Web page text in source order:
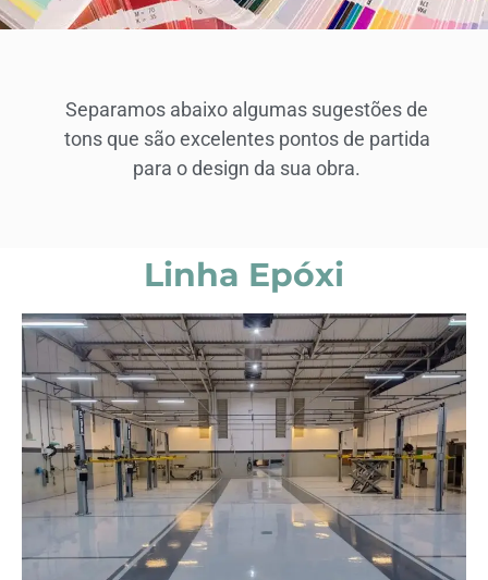
Separamos abaixo algumas sugestões de
tons que são excelentes pontos de partida
para o design da sua obra.
Linha Epóxi